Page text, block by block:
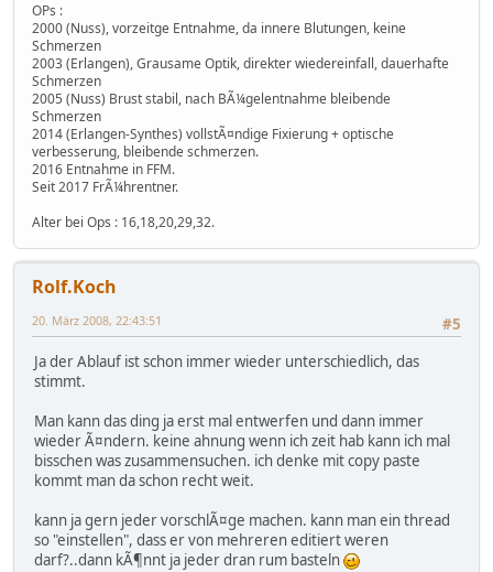
OPs :
2000 (Nuss), vorzeitge Entnahme, da innere Blutungen, keine
Schmerzen
2003 (Erlangen), Grausame Optik, direkter wiedereinfall, dauerhafte
Schmerzen
2005 (Nuss) Brust stabil, nach BÃ¼gelentnahme bleibende
Schmerzen
2014 (Erlangen-Synthes) vollstÃ¤ndige Fixierung + optische
verbesserung, bleibende schmerzen.
2016 Entnahme in FFM.
Seit 2017 FrÃ¼hrentner.
Alter bei Ops : 16,18,20,29,32.
Rolf.Koch
#5
20. März 2008, 22:43:51
Ja der Ablauf ist schon immer wieder unterschiedlich, das
stimmt.
Man kann das ding ja erst mal entwerfen und dann immer
wieder Ã¤ndern. keine ahnung wenn ich zeit hab kann ich mal
bisschen was zusammensuchen. ich denke mit copy paste
kommt man da schon recht weit.
kann ja gern jeder vorschlÃ¤ge machen. kann man ein thread
so "einstellen", dass er von mehreren editiert weren
darf?..dann kÃ¶nnt ja jeder dran rum basteln